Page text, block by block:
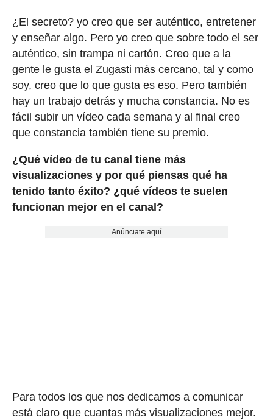
¿El secreto? yo creo que ser auténtico, entretener
y enseñar algo. Pero yo creo que sobre todo el ser
auténtico, sin trampa ni cartón. Creo que a la
gente le gusta el Zugasti más cercano, tal y como
soy, creo que lo que gusta es eso. Pero también
hay un trabajo detrás y mucha constancia. No es
fácil subir un vídeo cada semana y al final creo
que constancia también tiene su premio.
¿Qué vídeo de tu canal tiene más
visualizaciones y por qué piensas qué ha
tenido tanto éxito? ¿qué vídeos te suelen
funcionan mejor en el canal?
Anúnciate aquí
Para todos los que nos dedicamos a comunicar
está claro que cuantas más visualizaciones mejor.